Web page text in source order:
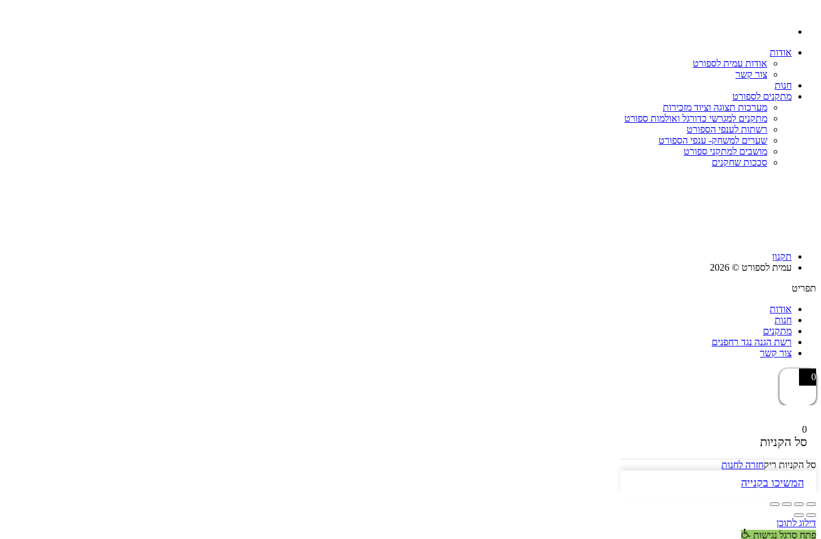
אודות
אודות עמית לספורט
צור קשר
חנות
מתקנים לספורט
מערכות תצוגה וציוד מזכירות
מתקנים למגרשי כדורגל ואולמות ספורט
רשתות לענפי הספורט
שערים למשחק- ענפי הספורט
מושבים למתקני ספורט
סככות שחקנים
תקנון
עמית לספורט © 2026
תפריט
אודות
חנות
מתקנים
רשת הגנה נגד רחפנים
צור קשר
0
0
סל הקניות
סל הקניות ריקחזרה לחנות
המשיכו בקנייה
דילוג לתוכן
פתח סרגל נגישות